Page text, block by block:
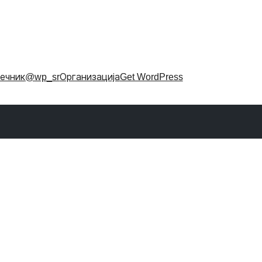
@wp_srОрганизацијаGet WordPress